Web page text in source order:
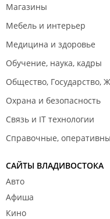
Магазины
Мебель и интерьер
Медицина и здоровье
Обучение, наука, кадры
Общество, Государство,
Охрана и безопасность
Связь и IT технологии
Справочные,
САЙТЫ ВЛАДИВОСТОКА
Авто
Афиша
Кино